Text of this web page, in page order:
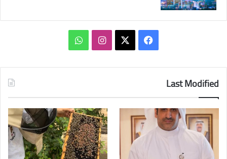
فيسبوك انستقرامواتساب
Last Modified